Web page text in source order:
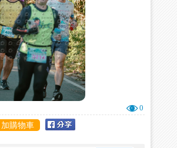
0
加購物車